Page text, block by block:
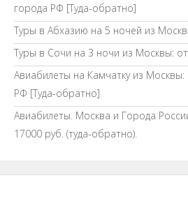
города РФ [Туда-обратно]
Туры в Абхазию на 5 ночей из
Туры в Сочи на 3 ночи из Москвы:
Авиабилеты на Камчатку из
РФ [Туда-обратно]
Авиабилеты. Москва и Города
17000 руб. (туда-обратно).